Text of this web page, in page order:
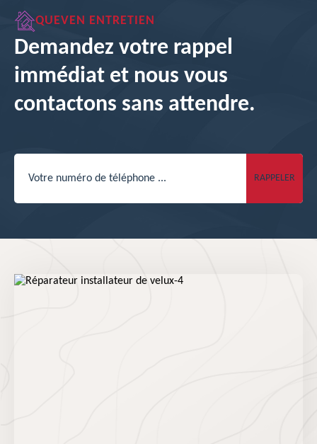
QUEVEN ENTRETIEN
Demandez votre rappel
immédiat et nous vous
contactons sans attendre.